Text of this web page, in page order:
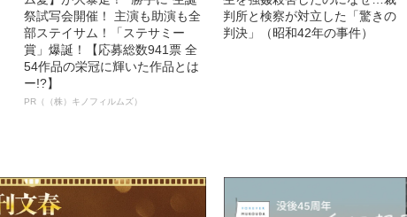
祭試写会開催！ 主演も助演も全
部ステイサム！「ステサミー
賞」爆誕！【応募総数941票 全
54作品の栄冠に輝いた作品とは
ー!?】
PR（（株）キノフィルムズ）
判所と検察が対立した「驚きの
判決」（昭和42年の事件）